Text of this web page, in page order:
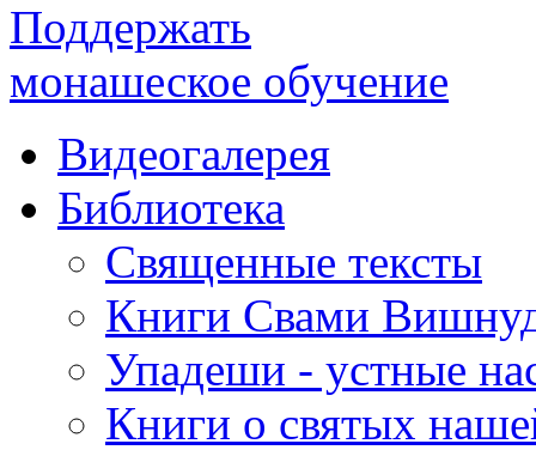
Поддержать
монашеское обучение
Видеогалерея
Библиотека
Священные тексты
Книги Свами
Упадеши - устные
Книги о святых